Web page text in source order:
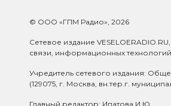
© ООО «ГПМ Радио», 2026
Сетевое издание VESELOERADIO.RU,
связи, информационных
Учредитель сетевого издания:
(129075, г. Москва, вн.тер.г.
Главный редактор: Ипатова И.Ю.